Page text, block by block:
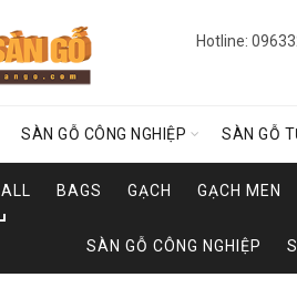
Hotline:
SÀN GỖ CÔNG NGHIỆP SÀN GỖ
ALL BAGS GẠCH GẠCH MEN
SÀN GỖ CÔNG NGHIỆP